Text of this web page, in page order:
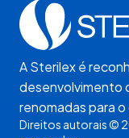
A Sterilex é
desenvolvimento
renomadas para
Direitos autorais ©